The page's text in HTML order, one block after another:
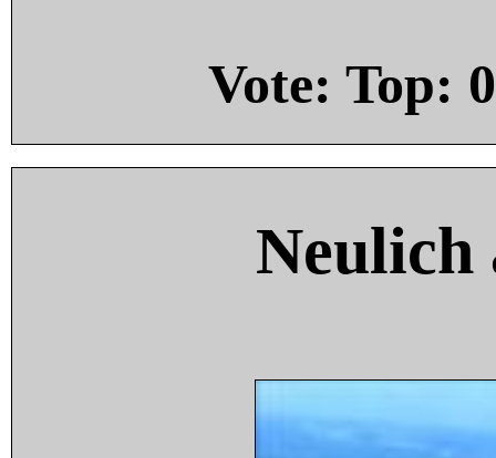
Vote: Top: 0
Neulich